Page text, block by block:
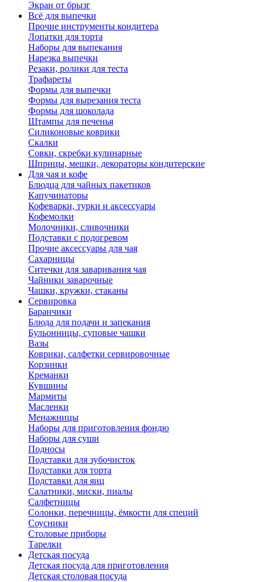
Экран от брызг
Всё для выпечки
Прочие инструменты кондитера
Лопатки для торта
Наборы для выпекания
Нарезка выпечки
Резаки, ролики для теста
Трафареты
Формы для выпечки
Формы для вырезания теста
Формы для шоколада
Штампы для печенья
Силиконовые коврики
Скалки
Совки, скребки кулинарные
Шприцы, мешки, декораторы кондитерские
Для чая и кофе
Блюдца для чайных пакетиков
Капучинаторы
Кофеварки, турки и аксессуары
Кофемолки
Молочники, сливочники
Подставки с подогревом
Прочие аксессуары для чая
Сахарницы
Ситечки для заваривания чая
Чайники заварочные
Чашки, кружки, стаканы
Сервировка
Баранчики
Блюда для подачи и запекания
Бульонницы, суповые чашки
Вазы
Коврики, салфетки сервировочные
Корзинки
Креманки
Кувшины
Мармиты
Масленки
Менажницы
Наборы для приготовления фондю
Наборы для суши
Подносы
Подставки для зубочисток
Подставки для торта
Подставки для яиц
Салатники, миски, пиалы
Салфетницы
Солонки, перечницы, ёмкости для специй
Соусники
Столовые приборы
Тарелки
Детская посуда
Детская посуда для приготовления
Детская столовая посуда